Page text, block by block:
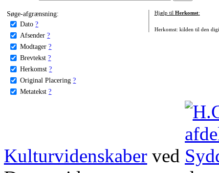
Søge-afgrænsning:
Dato ?
Afsender ?
Modtager ?
Brevtekst ?
Herkomst ?
Original Placering ?
Metatekst ?
Hjælp til Herkomst:
Herkomst: kilden til den
Kulturvidenskaber ved